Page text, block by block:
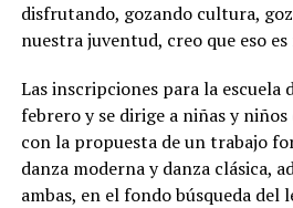
disfrutando, gozando cultura,
nuestra juventud, creo que eso es
Las inscripciones para la escuela
febrero y se dirige a niñas y
con la propuesta de un trabajo
danza moderna y danza clásica,
ambas, en el fondo búsqueda del